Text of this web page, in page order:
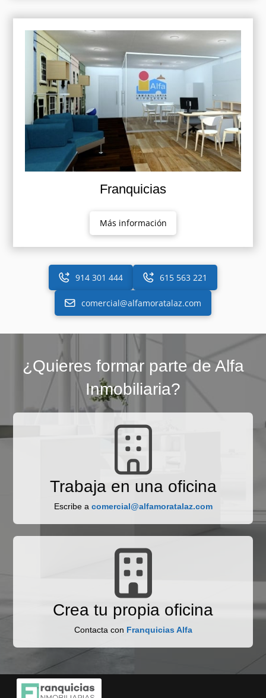
Franquicias
Más información
914 301 444 615 563 221
comercial@alfamoratalaz.com
¿Quieres formar parte de Alfa
Inmobiliaria?
Trabaja en una oficina
Escribe a comercial@alfamoratalaz.com
Crea tu propia oficina
Contacta con Franquicias Alfa